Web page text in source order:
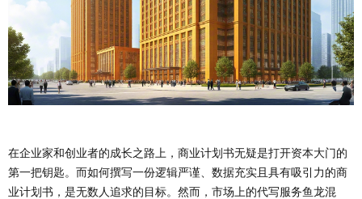
在企业家和创业者的成长之路上，商业计划书无疑是打开资本大门的
第一把钥匙。而如何撰写一份逻辑严谨、数据充实且具有吸引力的商
业计划书，是无数人追求的目标。然而，市场上的代写服务鱼龙混